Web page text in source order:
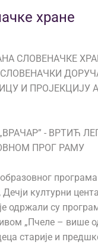
хране
СЛОВЕНАЧКЕ
И ПРОЈЕКЦИЈУ
- ВРТИЋ
ПРОГ РАМУ
културни
одржали су
„Пчеле – више
старије и